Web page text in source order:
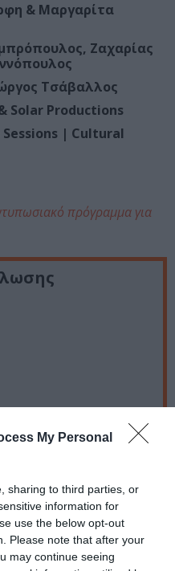
My Personal
sharing to third parties, or
information for
use the below opt-out
Please note that after your
may continue seeing
& Μαργαρίτα
Ζαχαρίας
Τσάβαλλος
Solar Productions
Sessions | Cultural
πρόγραμμα για
13, Πειραιάς